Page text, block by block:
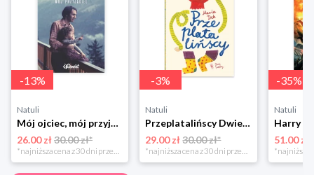
-13%
Natuli
Mój ojciec, mój przyjaciel Element
26.00 zł30.00 zł*
*najniższa cena z 30 dni przed obniżką
-3%
Natuli
Przeplatalińscy Dwie siostry
29.00 zł 30.00 zł*
*najniższa cena z 30 dni przed obniżką
-35%
Natuli
51.00 zł